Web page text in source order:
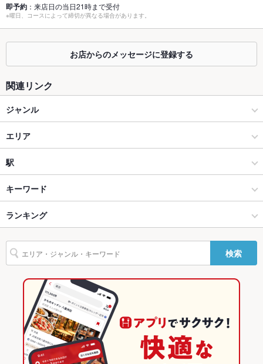
座敷 なし
掘りごたつ なし
カウンター あり
ソファー
テラス席
貸切
設備
バリアフリ
ー
なし
カラオケ設
あり
バンド演奏 可
TV・プロジ
ェクタ
あり
その他設備
即予約 ：来店日の当日21時まで受付
※曜日、コースによって締切が異なる場合があります。
お店からのメッセージに登録する
関連リンク
ジャンル
ダイニングバー・バル
スペインバル・イタリアンバール
横浜 × ダイニングバー・バル
横浜 × スペインバル・イタリアンバール
大口駅 × ダイニングバー・バル
大口駅 × スペインバル・イタリアンバール
エリア
大口
大口 × ダイニングバー・バル
大口 × スペインバル・イタリアンバール
神奈川
神奈川 × ダイニングバー・バル
神奈川 × スペインバル・イタリアンバール
駅
大口駅
子安駅
新子安駅
キーワード
エビ料理
ランキング
神奈川のグルメランキング
神奈川のダイニングバー・バルランキング
神奈川のスペインバル・イタリアンバールランキング
横浜のグルメランキング
横浜のダイニングバー・バルランキング
検索